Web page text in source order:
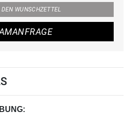
WUNSCHZETTEL